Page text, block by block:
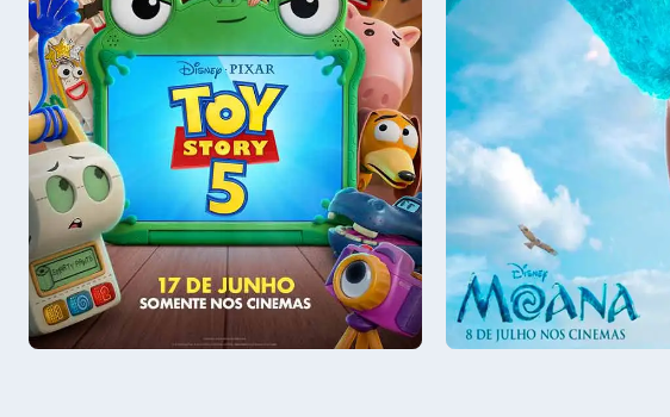
Sáb - 08/08
Sala 3 15:30
Sáb - 08/08
Sala 3 13:00